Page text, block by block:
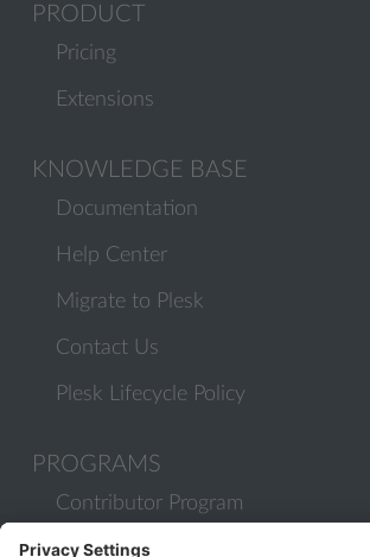
PRODUCT
Pricing
Extensions
KNOWLEDGE BASE
Documentation
Help Center
Migrate to Plesk
Contact Us
Plesk Lifecycle Policy
PROGRAMS
Contributor Program
Partner Program